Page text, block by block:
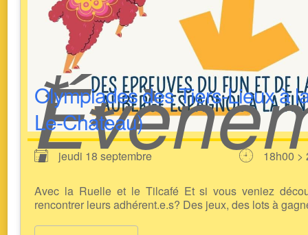
*
! *
Olympiades des Tiers-Lieux à
Le-Chateau)
jeudi 18 septembre 18h00 >
Avec la Ruelle et le Tilcafé Et si vous veniez
rencontrer leurs adhérent.e.s? Des jeux, des lots à